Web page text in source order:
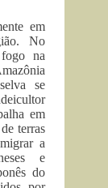
em
No
na
se
em
terras
a
e
do